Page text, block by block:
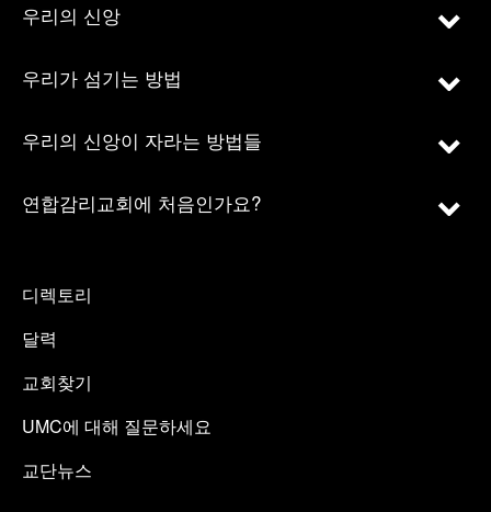
우리의 신앙
우리가 섬기는 방법
우리의 신앙이 자라는 방법들
연합감리교회에 처음인가요?
디렉토리
달력
교회찾기
UMC에 대해 질문하세요
교단뉴스